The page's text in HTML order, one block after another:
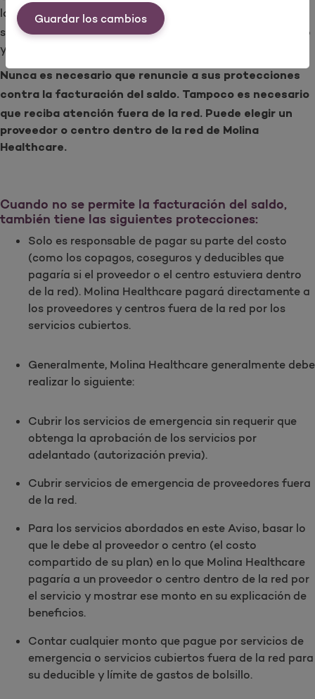
Guardar los cambios
los proveedores fuera de la red
saldo, a menos que otorgue su consentimiento por escrito
y renuncie a sus protecciones.
Nunca es necesario que renuncie a sus protecciones
contra la facturación del saldo. Tampoco es necesario
que reciba atención fuera de la red. Puede elegir un
proveedor o centro dentro de la red de Molina
Healthcare.
Cuando no se permite la facturación del saldo,
también tiene las siguientes protecciones:
Solo es responsable de pagar su parte del costo
(como los copagos, coseguros y deducibles que
pagaría si el proveedor o el centro estuviera dentro
de la red). Molina Healthcare pagará directamente a
los proveedores y centros fuera de la red por los
servicios cubiertos.
Generalmente, Molina Healthcare generalmente debe
realizar lo siguiente:
Cubrir los servicios de emergencia sin requerir que
obtenga la aprobación de los servicios por
adelantado (autorización previa).
Cubrir servicios de emergencia de proveedores fuera
de la red.
Para los servicios abordados en este Aviso, basar lo
que le debe al proveedor o centro (el costo
compartido de su plan) en lo que Molina Healthcare
pagaría a un proveedor o centro dentro de la red por
el servicio y mostrar ese monto en su explicación de
beneficios.
Contar cualquier monto que pague por servicios de
emergencia o servicios cubiertos fuera de la red para
su deducible y límite de gastos de bolsillo.